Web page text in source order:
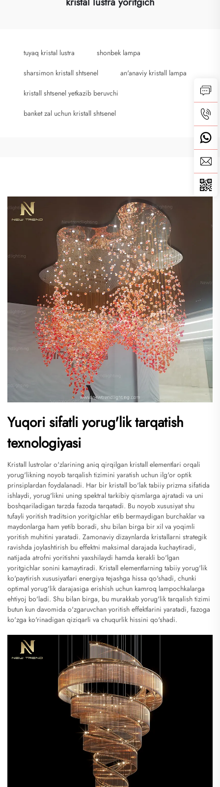
tuyaq kristal lustra shonbek lampa
sharsimon kristall shtsenel an'anaviy kristall lampa
kristall shtsenel yetkazib beruvchi
banket zal uchun kristall shtsenel
Yuqori sifatli yorug'lik tarqatish
texnologiyasi
Kristall lustrolar o'zlarining aniq qirqilgan kristall elementlari orqali
yorug'likning noyob tarqalish tizimini yaratish uchun ilg'or optik
prinsiplardan foydalanadi. Har bir kristall bo'lak tabiiy prizma sifatida
ishlaydi, yorug'likni uning spektral tarkibiy qismlarga ajratadi va uni
boshqariladigan tarzda fazoda tarqatadi. Bu noyob xususiyat shu
tufayli yoritish traditsion yoritgichlar etib bermaydigan burchaklar va
maydonlarga ham yetib boradi, shu bilan birga bir xil va yoqimli
yoritish muhitini yaratadi. Zamonaviy dizaynlarda kristallarni strategik
ravishda joylashtirish bu effektni maksimal darajada kuchaytiradi,
natijada atrofni yoritishni yaxshilaydi hamda kerakli bo'lgan
yoritgichlar sonini kamaytiradi. Kristall elementlarning tabiiy yorug'lik
ko'paytirish xususiyatlari energiya tejashga hissa qo'shadi, chunki
optimal yorug'lik darajasiga erishish uchun kamroq lampochkalarga
ehtiyoj bo'ladi. Shu bilan birga, bu murakkab yorug'lik tarqalish tizimi
butun kun davomida o'zgaruvchan yoritish effektlarini yaratadi, fazoga
ko'zga ko'rinadigan qiziqarli va chuqurlik hissini qo'shadi.